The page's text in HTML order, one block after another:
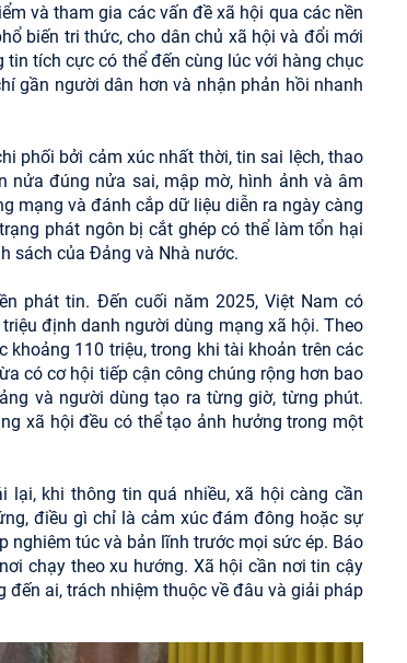
và tham gia các vấn đề xã hội qua các nền
biến tri thức, cho dân chủ xã hội và đổi mới
tích cực có thể đến cùng lúc với hàng chục
gần người dân hơn và nhận phản hồi nhanh
phối bởi cảm xúc nhất thời, tin sai lệch, thao
đúng nửa sai, mập mờ, hình ảnh và âm
mạng và đánh cắp dữ liệu diễn ra ngày càng
phát ngôn bị cắt ghép có thể làm tổn hại
sách của Đảng và Nhà nước.
phát tin. Đến cuối năm 2025, Việt Nam có
định danh người dùng mạng xã hội. Theo
110 triệu, trong khi tài khoản trên các
có cơ hội tiếp cận công chúng rộng hơn bao
và người dùng tạo ra từng giờ, từng phút.
xã hội đều có thể tạo ảnh hưởng trong một
khi thông tin quá nhiều, xã hội càng cần
điều gì chỉ là cảm xúc đám đông hoặc sự
nghiêm túc và bản lĩnh trước mọi sức ép. Báo
chạy theo xu hướng. Xã hội cần nơi tin cậy
ai, trách nhiệm thuộc về đâu và giải pháp